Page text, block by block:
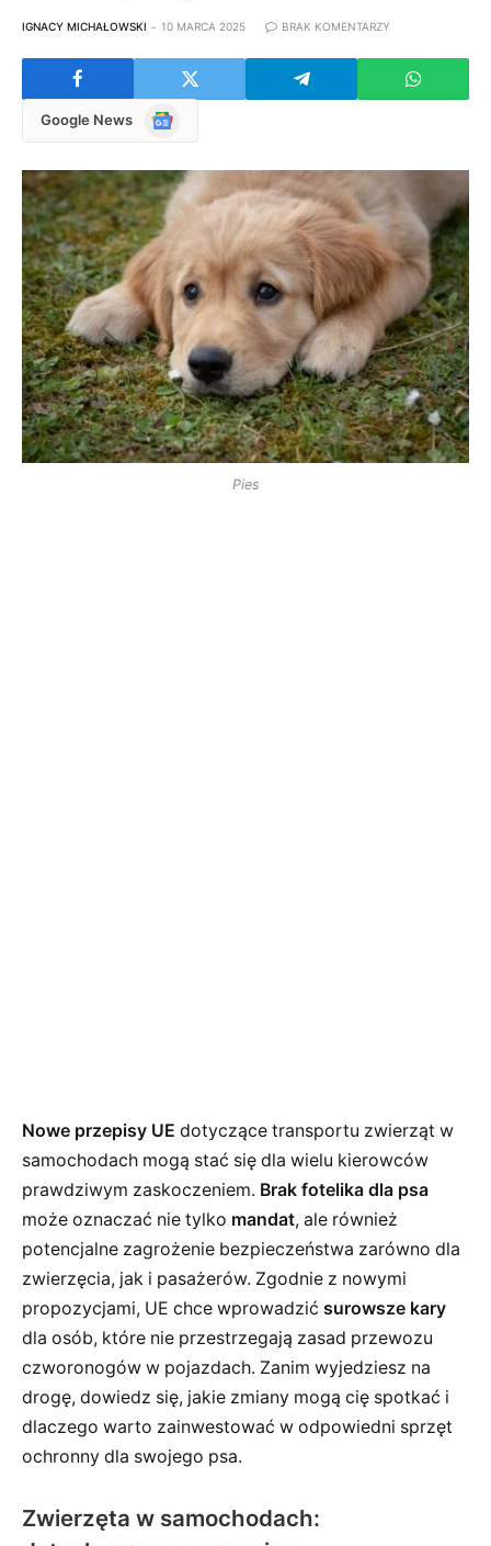
IGNACY MICHAŁOWSKI 10 MARCA 2025 BRAK KOMENTARZY
Google News
Google
Pies
Nowe przepisy UE dotyczące transportu zwierząt w
samochodach mogą stać się dla wielu kierowców
prawdziwym zaskoczeniem. Brak fotelika dla psa
może oznaczać nie tylko mandat, ale również
potencjalne zagrożenie bezpieczeństwa zarówno dla
zwierzęcia, jak i pasażerów. Zgodnie z nowymi
propozycjami, UE chce wprowadzić surowsze kary
dla osób, które nie przestrzegają zasad przewozu
czworonogów w pojazdach. Zanim wyjedziesz na
drogę, dowiedz się, jakie zmiany mogą cię spotkać i
dlaczego warto zainwestować w odpowiedni sprzęt
ochronny dla swojego psa.
Zwierzęta w samochodach: